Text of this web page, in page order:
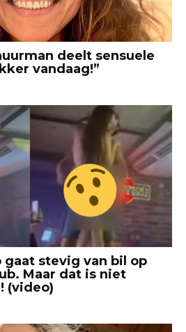
deelt sensuele
vandaag!”
gaat stevig van bil op
Maar dat is niet
(video)